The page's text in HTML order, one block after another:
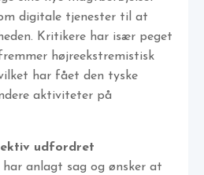
digitale tjenester til at
Kritikere har især peget
højreekstremistisk
har fået den tyske
aktiviteter på
udfordret
har anlagt sag og ønsker at